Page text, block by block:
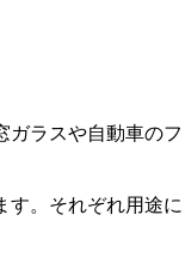
ラスや自動車の
。それぞれ用途